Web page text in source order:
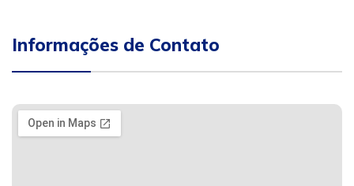
Informações de Contato